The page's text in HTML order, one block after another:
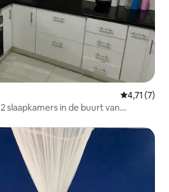
4,71 (7)
slaapkamers in de buurt van